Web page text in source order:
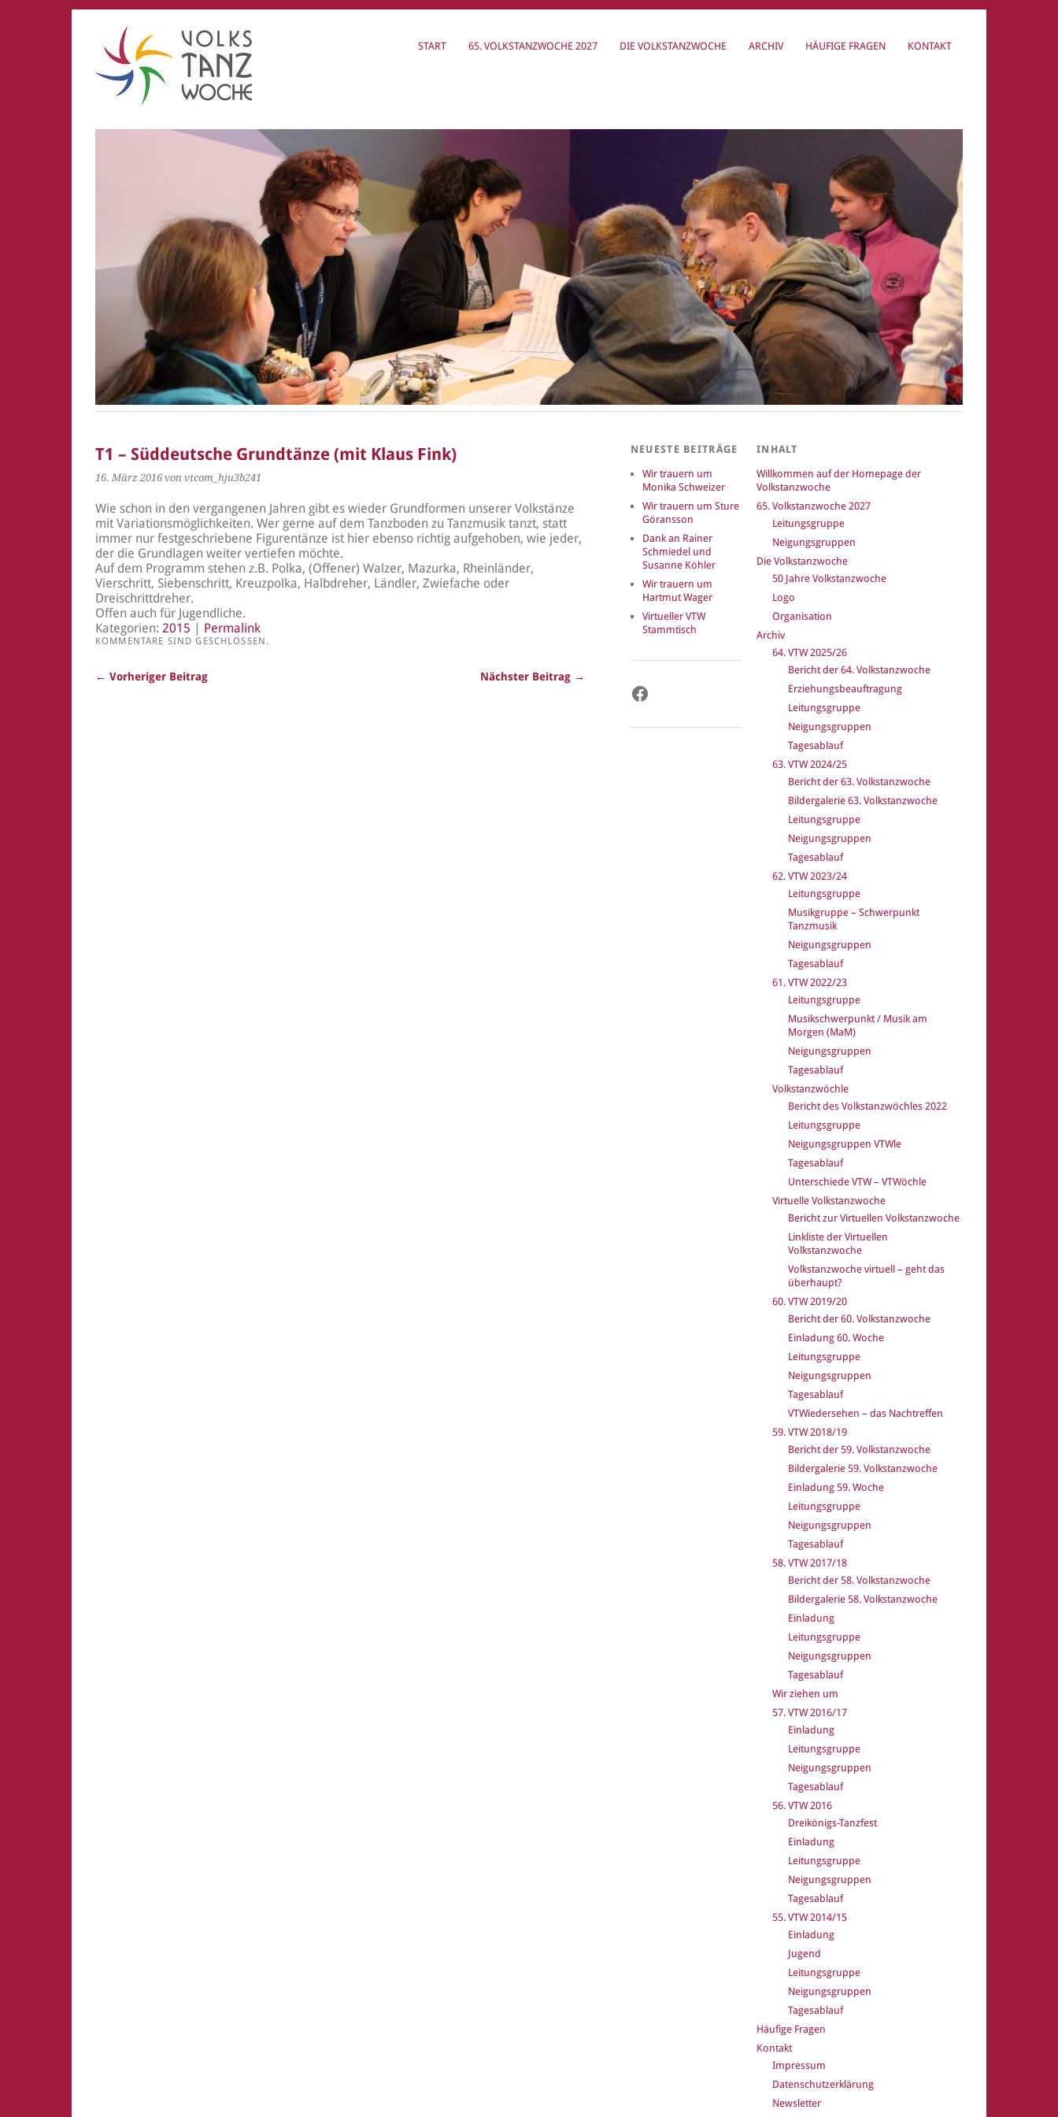
START 65. VOLKSTANZWOCHE 2027 DIE VOLKSTANZWOCHE ARCHIV HÄUFIGE FRAGEN KONTAKT
T1 – Süddeutsche Grundtänze (mit Klaus Fink)
16. März 2016 von vtcom_hju3b241
Wie schon in den vergangenen Jahren gibt es wieder Grundformen unserer Volkstänze
mit Variationsmöglichkeiten. Wer gerne auf dem Tanzboden zu Tanzmusik tanzt, statt
immer nur festgeschriebene Figurentänze ist hier ebenso richtig aufgehoben, wie jeder,
der die Grundlagen weiter vertiefen möchte.
Auf dem Programm stehen z.B. Polka, (Offener) Walzer, Mazurka, Rheinländer,
Vierschritt, Siebenschritt, Kreuzpolka, Halbdreher, Ländler, Zwiefache oder
Dreischrittdreher.
Offen auch für Jugendliche.
Kategorien: 2015 | Permalink
KOMMENTARE SIND GESCHLOSSEN.
← Vorheriger Beitrag Nächster Beitrag →
NEUESTE BEITRÄGE
Wir trauern um
Monika Schweizer
Wir trauern um Sture
Göransson
Dank an Rainer
Schmiedel und
Susanne Köhler
Wir trauern um
Hartmut Wager
Virtueller VTW
Stammtisch
Facebook
INHALT
Willkommen auf der Homepage der
Volkstanzwoche
65. Volkstanzwoche 2027
Leitungsgruppe
Neigungsgruppen
Die Volkstanzwoche
50 Jahre Volkstanzwoche
Logo
Organisation
Archiv
64. VTW 2025/26
Bericht der 64. Volkstanzwoche
Erziehungsbeauftragung
Leitungsgruppe
Neigungsgruppen
Tagesablauf
63. VTW 2024/25
Bericht der 63. Volkstanzwoche
Bildergalerie 63. Volkstanzwoche
Leitungsgruppe
Neigungsgruppen
Tagesablauf
62. VTW 2023/24
Leitungsgruppe
Musikgruppe – Schwerpunkt
Tanzmusik
Neigungsgruppen
Tagesablauf
61. VTW 2022/23
Leitungsgruppe
Musikschwerpunkt / Musik am
Morgen (MaM)
Neigungsgruppen
Tagesablauf
Volkstanzwöchle
Bericht des Volkstanzwöchles 2022
Leitungsgruppe
Neigungsgruppen VTWle
Tagesablauf
Unterschiede VTW – VTWöchle
Virtuelle Volkstanzwoche
Bericht zur Virtuellen Volkstanzwoche
Linkliste der Virtuellen
Volkstanzwoche
Volkstanzwoche virtuell – geht das
überhaupt?
60. VTW 2019/20
Bericht der 60. Volkstanzwoche
Einladung 60. Woche
Leitungsgruppe
Neigungsgruppen
Tagesablauf
VTWiedersehen – das Nachtreffen
59. VTW 2018/19
Bericht der 59. Volkstanzwoche
Bildergalerie 59. Volkstanzwoche
Einladung 59. Woche
Leitungsgruppe
Neigungsgruppen
Tagesablauf
58. VTW 2017/18
Bericht der 58. Volkstanzwoche
Bildergalerie 58. Volkstanzwoche
Einladung
Leitungsgruppe
Neigungsgruppen
Tagesablauf
Wir ziehen um
57. VTW 2016/17
Einladung
Leitungsgruppe
Neigungsgruppen
Tagesablauf
56. VTW 2016
Dreikönigs-Tanzfest
Einladung
Leitungsgruppe
Neigungsgruppen
Tagesablauf
55. VTW 2014/15
Einladung
Jugend
Leitungsgruppe
Neigungsgruppen
Tagesablauf
Häufige Fragen
Kontakt
Impressum
Datenschutzerklärung
Newsletter